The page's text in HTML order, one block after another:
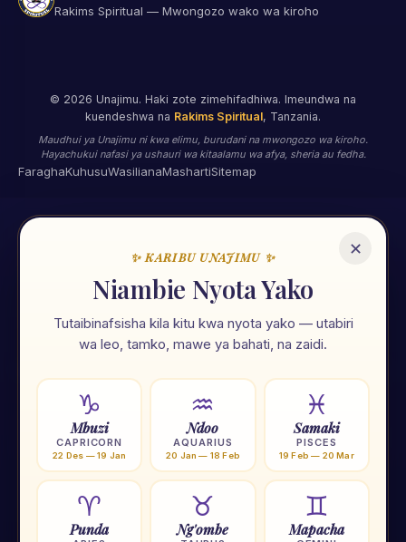
Rakims Spiritual — Mwongozo wako wa kiroho
© 2026 Unajimu. Haki zote zimehifadhiwa. Imeundwa na
kuendeshwa na Rakims Spiritual, Tanzania.
Maudhui ya Unajimu ni kwa elimu, burudani na mwongozo wa kiroho.
Hayachukui nafasi ya ushauri wa kitaalamu wa afya, sheria au fedha.
FaraghaKuhusuWasilianaMashartiSitemap
✕
✨ KARIBU UNAJIMU ✨
Niambie Nyota Yako
Tutaibinafsisha kila kitu kwa nyota yako — utabiri
wa leo, tamko, mawe ya bahati, na zaidi.
♑
Mbuzi
CAPRICORN
22 Des — 19 Jan
♒
Ndoo
AQUARIUS
20 Jan — 18 Feb
♓
Samaki
PISCES
19 Feb — 20 Mar
♈
Punda
♉
Ng'ombe
♊
Mapacha
🌟
Unajimu App
107 za kiroho. Zote kwa Kiswahili, zote mkononi mwako.
Nyota 12 🔢 Numerolojia 🌙 Mwezi
🟠 Chakra 🧗 Yoga 🕐 Tafakari 💎 Crystal